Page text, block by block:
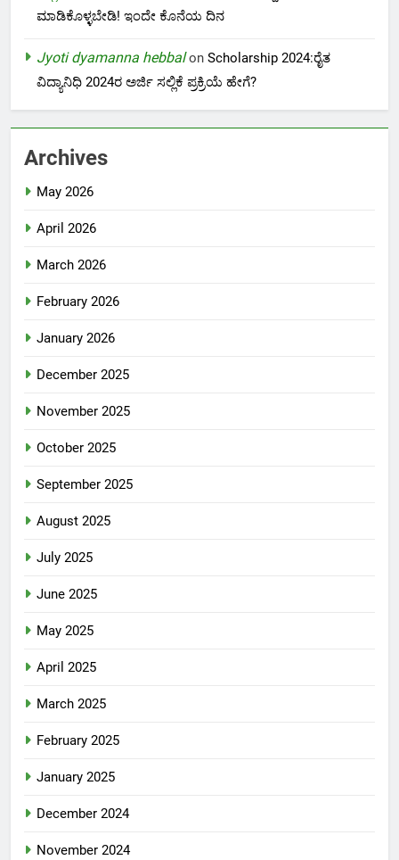
ಮಾಡಿಕೊಳ್ಳಬೇಡಿ! ಇಂದೇ ಕೊನೆಯ ದಿನ
Jyoti dyamanna hebbalon Scholarship 2024:ರೈತ
ವಿದ್ಯಾನಿಧಿ 2024ರ ಅರ್ಜಿ ಸಲ್ಲಿಕೆ ಪ್ರಕ್ರಿಯೆ ಹೇಗೆ?
Archives
May 2026
April 2026
March 2026
February 2026
January 2026
December 2025
November 2025
October 2025
September 2025
August 2025
July 2025
June 2025
May 2025
April 2025
March 2025
February 2025
January 2025
December 2024
November 2024